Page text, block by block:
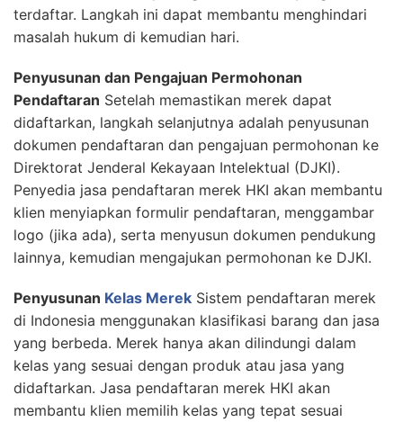
terdaftar. Langkah ini dapat membantu menghindari
masalah hukum di kemudian hari.
Penyusunan dan Pengajuan Permohonan
Pendaftaran Setelah memastikan merek dapat
didaftarkan, langkah selanjutnya adalah penyusunan
dokumen pendaftaran dan pengajuan permohonan ke
Direktorat Jenderal Kekayaan Intelektual (DJKI).
Penyedia jasa pendaftaran merek HKI akan membantu
klien menyiapkan formulir pendaftaran, menggambar
logo (jika ada), serta menyusun dokumen pendukung
lainnya, kemudian mengajukan permohonan ke DJKI.
Penyusunan Kelas Merek Sistem pendaftaran merek
di Indonesia menggunakan klasifikasi barang dan jasa
yang berbeda. Merek hanya akan dilindungi dalam
kelas yang sesuai dengan produk atau jasa yang
didaftarkan. Jasa pendaftaran merek HKI akan
membantu klien memilih kelas yang tepat sesuai